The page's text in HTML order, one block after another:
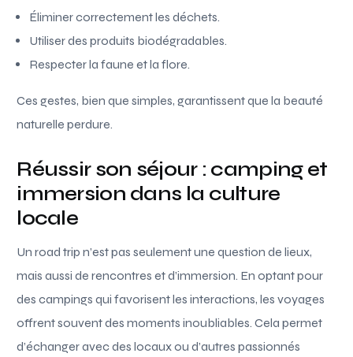
Éliminer correctement les déchets.
Utiliser des produits biodégradables.
Respecter la faune et la flore.
Ces gestes, bien que simples, garantissent que la beauté
naturelle perdure.
Réussir son séjour : camping et
immersion dans la culture
locale
Un road trip n’est pas seulement une question de lieux,
mais aussi de rencontres et d’immersion. En optant pour
des campings qui favorisent les interactions, les voyages
offrent souvent des moments inoubliables. Cela permet
d’échanger avec des locaux ou d’autres passionnés